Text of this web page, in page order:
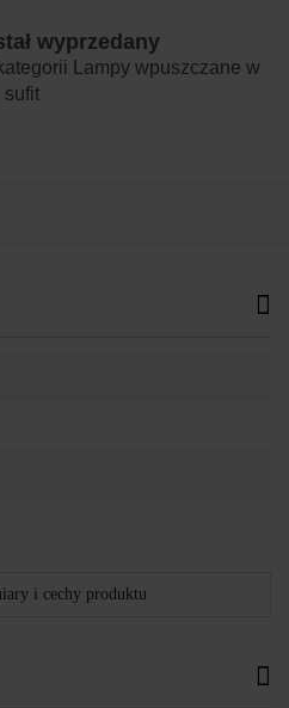
wyprzedany
Lampy wpuszczane w
sufit
i cechy produktu